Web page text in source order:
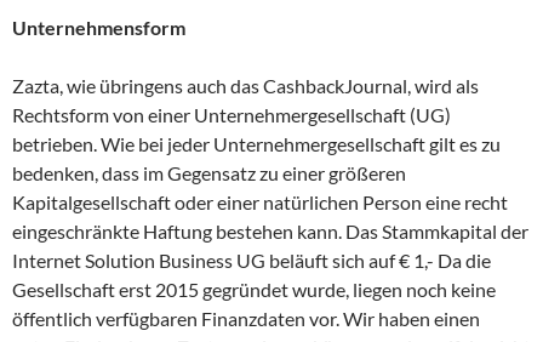
Unternehmensform
Zazta, wie übringens auch das CashbackJournal, wird als
Rechtsform von einer Unternehmergesellschaft (UG)
betrieben. Wie bei jeder Unternehmergesellschaft gilt es zu
bedenken, dass im Gegensatz zu einer größeren
Kapitalgesellschaft oder einer natürlichen Person eine recht
eingeschränkte Haftung bestehen kann. Das Stammkapital der
Internet Solution Business UG beläuft sich auf € 1,- Da die
Gesellschaft erst 2015 gegründet wurde, liegen noch keine
öffentlich verfügbaren Finanzdaten vor. Wir haben einen